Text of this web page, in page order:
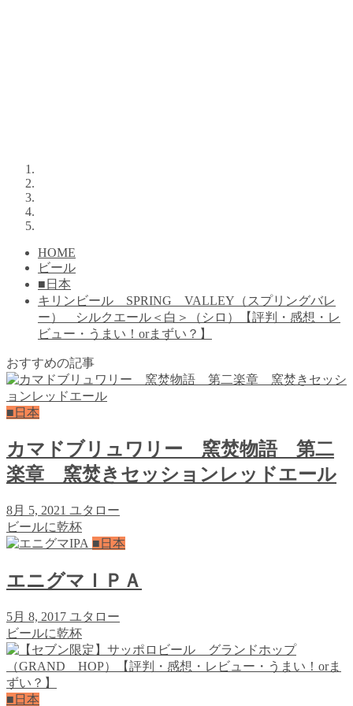
HOME
ビール
■日本
キリンビール SPRING VALLEY（スプリングバレ
ー） シルクエール＜白＞（シロ）【評判・感想・レ
ビュー・うまい！orまずい？】
おすすめの記事
■日本
カマドブリュワリー 窯焚物語 第二
楽章 窯焚きセッションレッドエール
8月 5, 2021 ユタロー
ビールに乾杯
■日本
エニグマＩＰＡ
5月 8, 2017 ユタロー
ビールに乾杯
■日本